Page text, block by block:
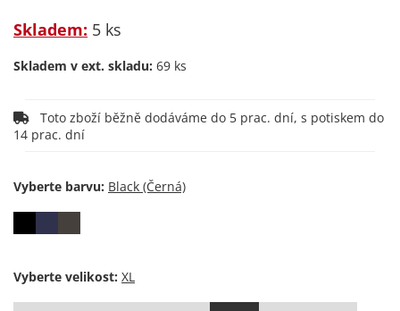
Skladem: 5 ks
Skladem v ext. skladu: 69 ks
14 prac. dní
Vyberte barvu:
Vyberte velikost: